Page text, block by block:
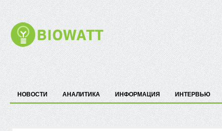
НОВОСТИ АНАЛИТИКА ИНФОРМАЦИЯ ИНТЕРВЬЮ